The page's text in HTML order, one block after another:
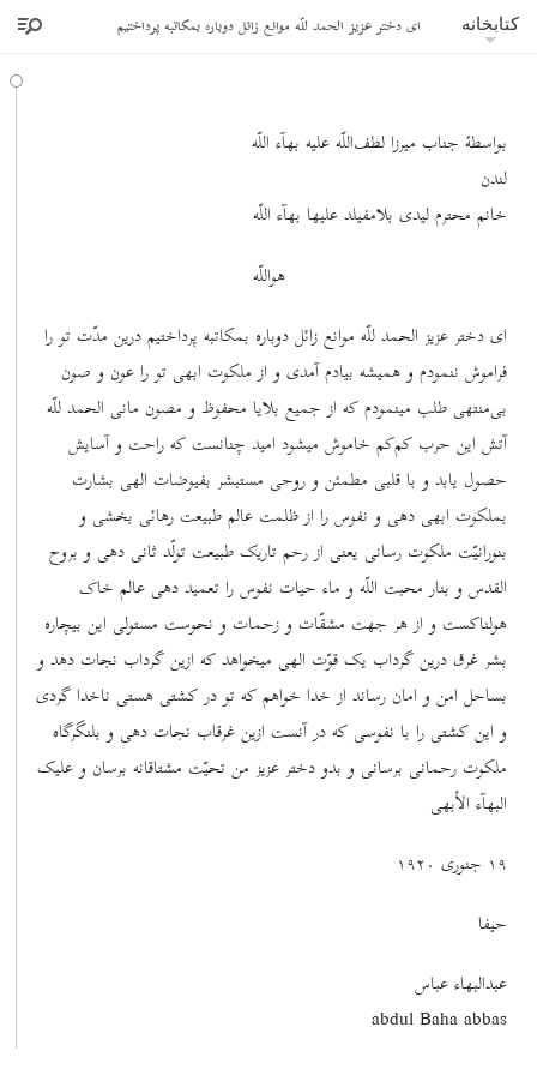
کتابخانه ای دختر عزیز الحمد للّه موانع زائل دوباره بمکاتبه پرداختیم
بواسطۀ جناب میرزا لطف‌اللّه علیه بهآء اللّه
لندن
خانم محترم لیدی بلامفیلد علیها بهآء اللّه
هواللّه
ای دختر عزیز الحمد للّه موانع زائل دوباره بمکاتبه پرداختیم درین مدّت تو را
فراموش ننمودم و همیشه بیادم آمدی و از ملکوت ابهی تو را عون و صون
بی‌منتهی طلب مینمودم که از جمیع بلایا محفوظ و مصون مانی الحمد للّه
آتش این حرب کم‌کم خاموش میشود امید چنانست که راحت و آسایش
حصول یابد و با قلبی مطمئن و روحی مستبشر بفیوضات الهی بشارت
بملکوت ابهی دهی و نفوس را از ظلمت عالم طبیعت رهائی بخشی و
بنورانیّت ملکوت رسانی یعنی از رحم تاریک طبیعت تولّد ثانی دهی و بروح
القدس و بنار محبت اللّه و ماء حیات نفوس را تعمید دهی عالم خاک
هولناکست و از هر جهت مشقّات و زحمات و نحوست مستولی این بیچاره
بشر غرق درین گرداب یک قوّت الهی میخواهد که ازین گرداب نجات دهد و
بساحل امن و امان رساند از خدا خواهم که تو در کشتی هستی ناخدا گردی
و این کشتی را با نفوسی که در آنست ازین غرقاب نجات دهی و بلنگرگاه
ملکوت رحمانی برسانی و بدو دختر عزیز من تحیّت مشتاقانه برسان و علیک
البهآء الأبهی
١٩ جنوری ١٩٢٠
حیفا
عبدالبهاء عباس
abdul Baha abbas